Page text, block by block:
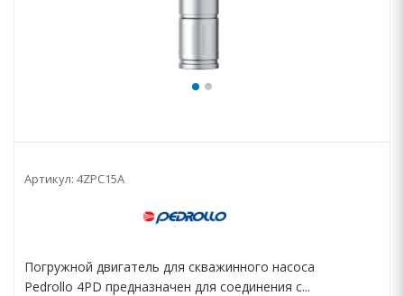
Артикул: 4ZPC15A
Погружной двигатель для скважинного насоса
Pedrollo 4PD предназначен для соединения с...